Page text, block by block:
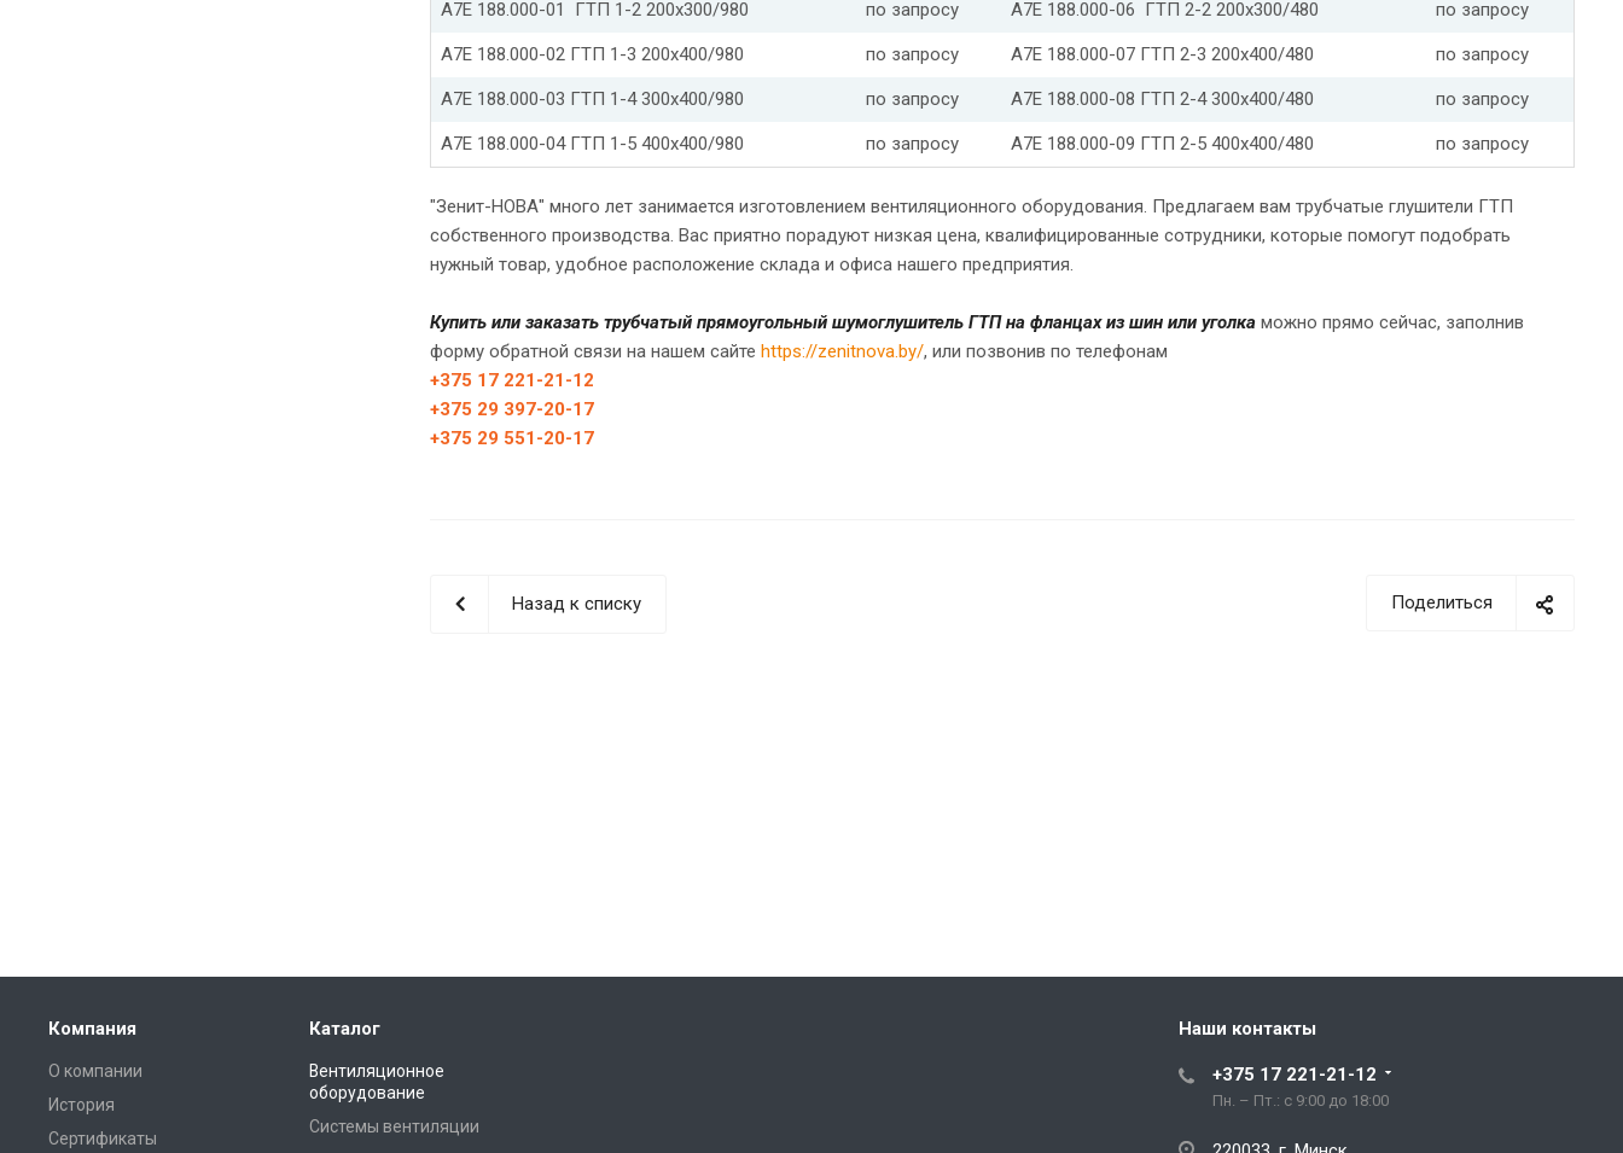
А7Е 188.000-01 ГТП 1-2 200х300/980 по запросу А7Е 188.000-06 ГТП 2-2 200х300/480 по запросу
А7Е 188.000-02 ГТП 1-3 200х400/980 по запросу А7Е 188.000-07 ГТП 2-3 200х400/480 по запросу
А7Е 188.000-03 ГТП 1-4 300х400/980 по запросу А7Е 188.000-08 ГТП 2-4 300х400/480 по запросу
А7Е 188.000-04 ГТП 1-5 400х400/980 по запросу А7Е 188.000-09 ГТП 2-5 400х400/480 по запросу
"Зенит-НОВА" много лет занимается изготовлением вентиляционного оборудования. Предлагаем вам трубчатые глушители ГТП
собственного производства. Вас приятно порадуют низкая цена, квалифицированные сотрудники, которые помогут подобрать
нужный товар, удобное расположение склада и офиса нашего предприятия.
Купить или заказать трубчатый прямоугольный шумоглушитель ГТП на фланцах из шин или уголка можно прямо сейчас, заполнив
форму обратной связи на нашем сайте https://zenitnova.by/, или позвонив по телефонам
+375 17 221-21-12
+375 29 397-20-17
+375 29 551-20-17
Поделиться
Назад к списку
Компания
О компании
История
Сертификаты
Каталог
Вентиляционное
оборудование
Системы вентиляции
Наши контакты
+375 17 221-21-12
Пн. – Пт.: с 9:00 до 18:00